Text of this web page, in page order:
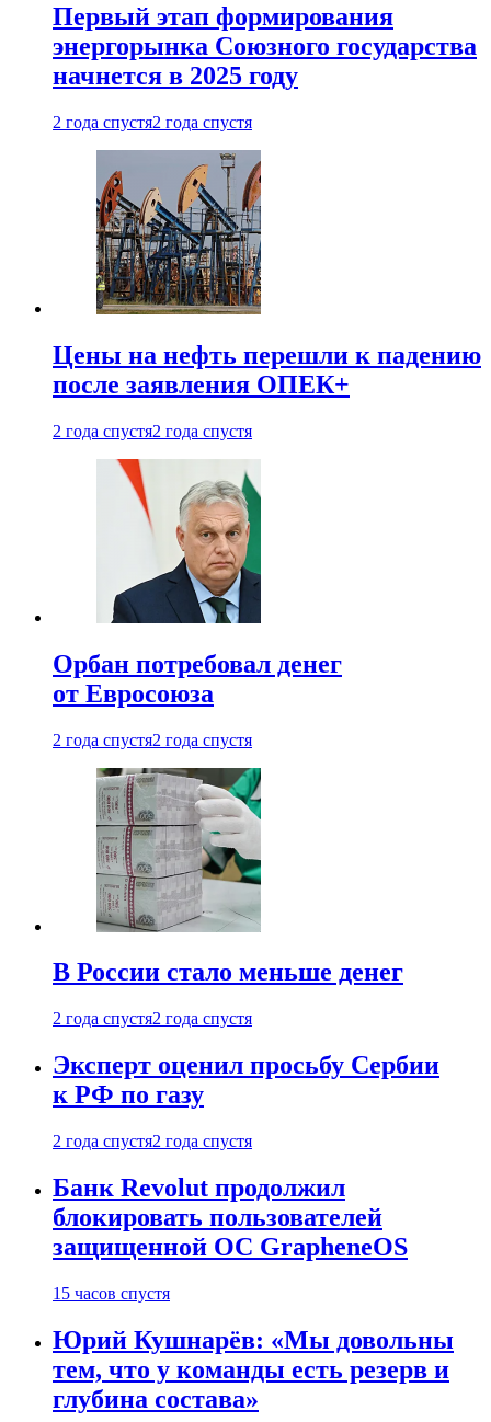
Первый этап формирования
энергорынка Союзного государства
начнется в 2025 году
2 года спустя2 года спустя
Цены на нефть перешли к падению
после заявления ОПЕК+
2 года спустя2 года спустя
Орбан потребовал денег
от Евросоюза
2 года спустя2 года спустя
В России стало меньше денег
2 года спустя2 года спустя
Эксперт оценил просьбу Сербии
к РФ по газу
2 года спустя2 года спустя
Банк Revolut продолжил
блокировать пользователей
защищенной ОС GrapheneOS
15 часов спустя
Юрий Кушнарёв: «Мы довольны
тем, что у команды есть резерв и
глубина состава»